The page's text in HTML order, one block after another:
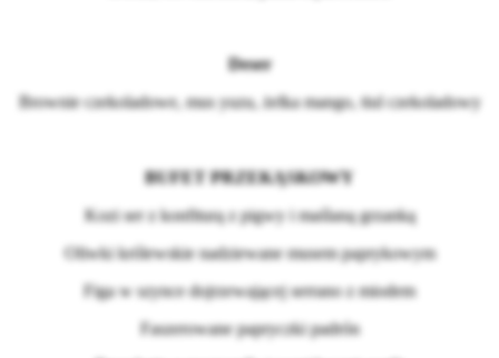
Deser
Brownie czekoladowe, mus yuzu, żelka mango, tiul czekoladowy
BUFET PRZEKĄSKOWY
Kozi ser z konfiturą z pigwy i maślaną grzanką
Oliwki królewskie nadziewane musem paprykowym
Figa w szynce dojrzewającej serrano z miodem
Faszerowane papryczki padrón